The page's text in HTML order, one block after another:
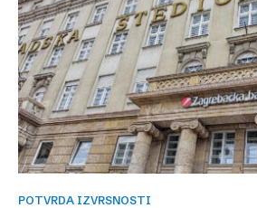
POTVRDA IZVRSNOSTI